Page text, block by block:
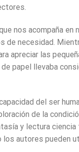
nos acompaña en
de necesidad.
apreciar las
papel llevaba
del ser
de la
y lectura
autores pueden